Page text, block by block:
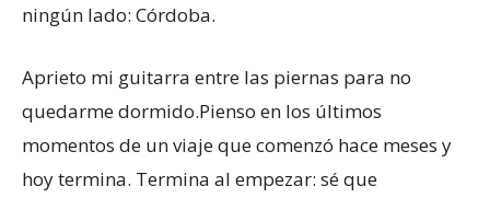
ningún lado: Córdoba.
Aprieto mi guitarra entre las piernas para no
quedarme dormido.Pienso en los últimos
momentos de un viaje que comenzó hace meses y
hoy termina. Termina al empezar: sé que